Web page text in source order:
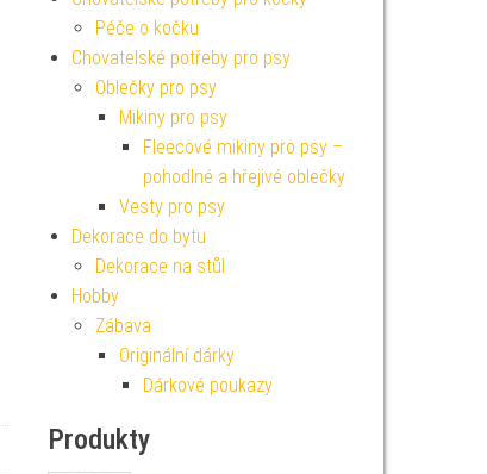
Péče o kočku
Chovatelské potřeby pro psy
Oblečky pro psy
Mikiny pro psy
Fleecové mikiny pro psy –
pohodlné a hřejivé oblečky
Vesty pro psy
Dekorace do bytu
Dekorace na stůl
Hobby
Zábava
Originální dárky
Dárkové poukazy
Produkty